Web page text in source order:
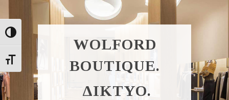
Εναλλαγή Υψηλής Αντίθεσης
Εναλλαγή Μεγέθους Γραμμάτων
WOLFORD
BOUTIQUE.
ΔΙΚΤΥΟ.